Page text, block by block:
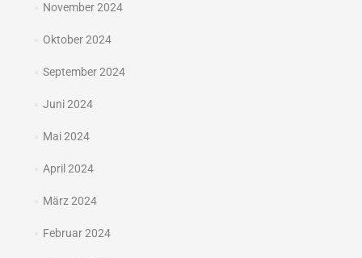
November 2024
Oktober 2024
September 2024
Juni 2024
Mai 2024
April 2024
März 2024
Februar 2024